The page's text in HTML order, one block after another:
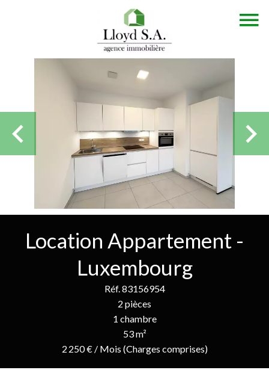
Location Appartement -
Luxembourg
Réf. 83156954
2 pièces
1 chambre
53 m²
2 250 € / Mois (Charges comprises)